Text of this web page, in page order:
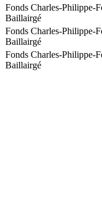
Fonds Charles-Philippe-
Baillairgé
Fonds Charles-Philippe-
Baillairgé
Fonds Charles-Philippe-
Baillairgé